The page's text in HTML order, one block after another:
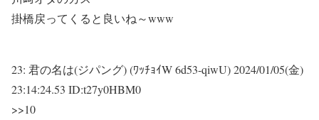
掛橋戻ってくると良いね～www
23: 君の名は(ジパング) (ﾜｯﾁｮｲW 6d53-qiwU)2024/01/05(金)
23:14:24.53 ID:t27y0HBM0
>>10